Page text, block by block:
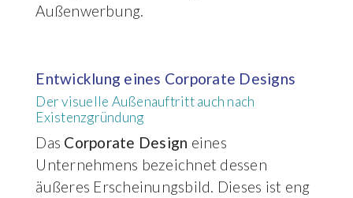
Außenwerbung.
Entwicklung eines Corporate Designs
Der visuelle Außenauftritt auch nach
Existenzgründung
Das Corporate Design eines
Unternehmens bezeichnet dessen
äußeres Erscheinungsbild. Dieses ist eng